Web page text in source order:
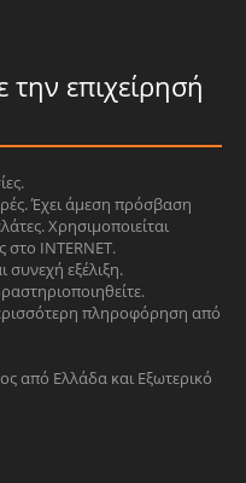
την επιχείρησή
Έχει άμεση πρόσβαση
Χρησιμοποιείται
στο INTERNET.
συνεχή εξέλιξη.
πληροφόρηση από
από Ελλάδα και Εξωτερικό